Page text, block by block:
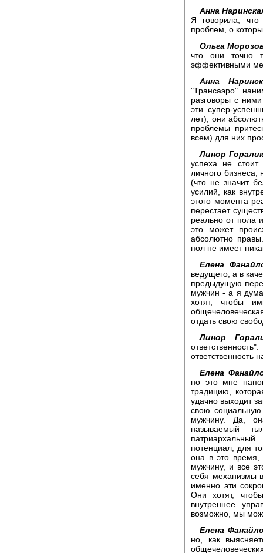
Анна
Я говорила,
проблем, о
Ольга
что они точно
эффективными
Анна
"Трансаэро"
разговоры с
эти супер-
лет), они
проблемы
всем) для них
Линор
успеха не
личного
(что не значит
усилий, как
этого момента
перестает
реально от пола
это может
абсолютно
пол не имеет
Елена
ведущего, а в
предыдущую
мужчин - а я
хотят, чтобы
отдать свою
Линор
ответственность
Елена
но это мне
традицию,
удачно выходит
свою
мужчину. Да,
называемый
потенциал, для
она в это время,
мужчину, и все
себя механизмы
именно эти
Они хотят,
внутреннее
возможно, мы
Елена
но, как